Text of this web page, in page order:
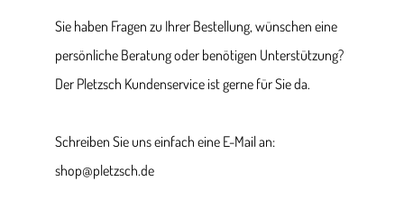
Sie haben Fragen zu Ihrer Bestellung, wünschen eine
persönliche Beratung oder benötigen Unterstützung?
Der Pletzsch Kundenservice ist gerne für Sie da.
Schreiben Sie uns einfach eine E-Mail an:
shop@pletzsch.de